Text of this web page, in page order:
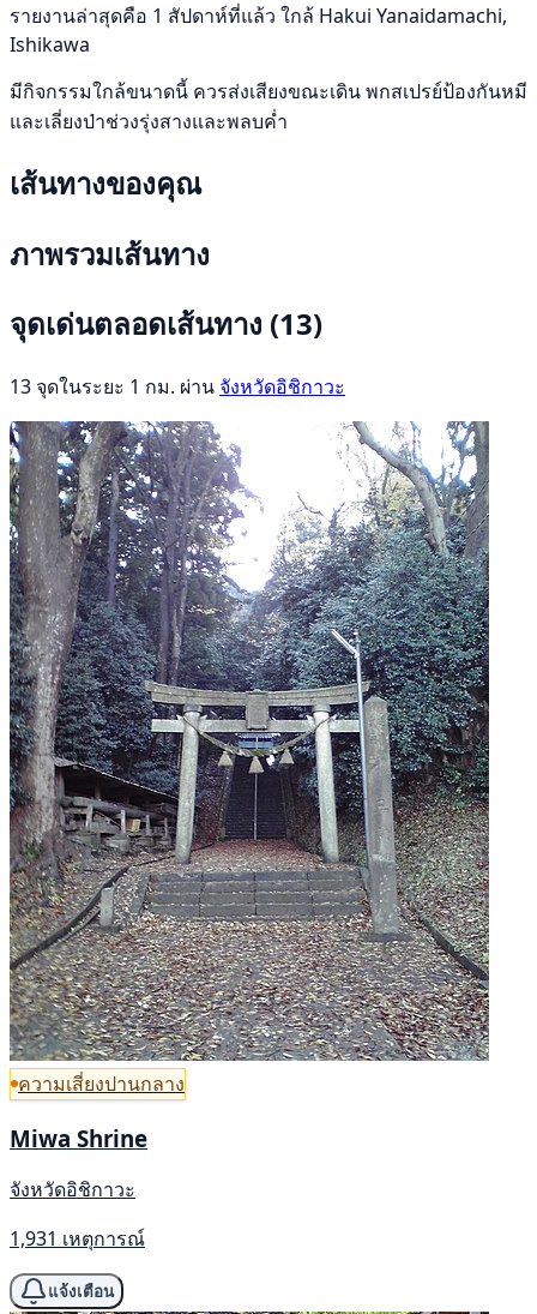
รายงานล่าสุดคือ 1 สัปดาห์ที่แล้ว ใกล้ Hakui Yanaidamachi,
Ishikawa
มีกิจกรรมใกล้ขนาดนี้ ควรส่งเสียงขณะเดิน พกสเปรย์ป้องกันหมี
และเลี่ยงป่าช่วงรุ่งสางและพลบค่ำ
เส้นทางของคุณ
ภาพรวมเส้นทาง
จุดเด่นตลอดเส้นทาง (13)
13 จุดในระยะ 1 กม. ผ่าน จังหวัดอิชิกาวะ
ความเสี่ยงปานกลาง
Miwa Shrine
จังหวัดอิชิกาวะ
1,931 เหตุการณ์
แจ้งเตือน